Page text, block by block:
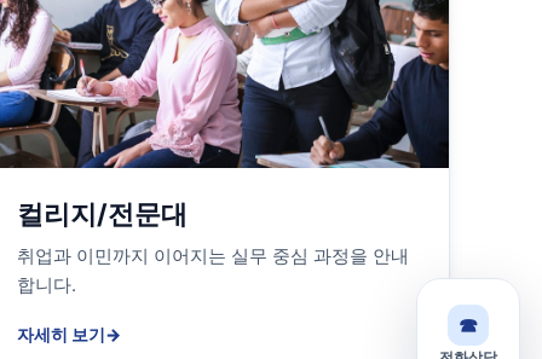
컬리지/전문대
취업과 이민까지 이어지는 실무 중심 과정을 안내
합니다.
자세히 보기→ ☎